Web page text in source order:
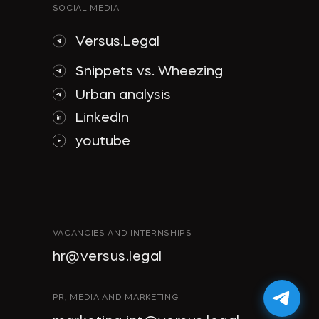
SOCIAL MEDIA
Versus.Legal
Snippets vs. Wheezing
Urban analysis
LinkedIn
youtube
VACANCIES AND INTERNSHIPS
hr@versus.legal
PR, MEDIA AND MARKETING